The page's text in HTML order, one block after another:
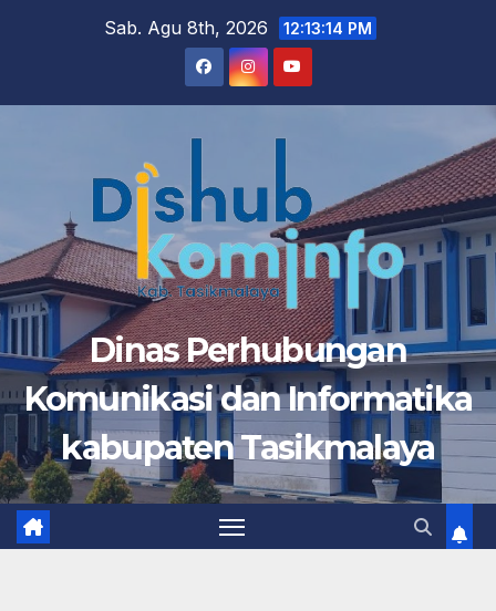
Sab. Agu 8th, 2026 12:13:15 PM
Dinas Perhubungan
Komunikasi dan Informatika
kabupaten Tasikmalaya